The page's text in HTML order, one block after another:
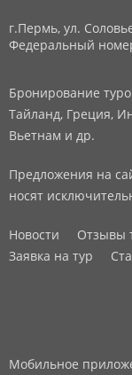
г.Пермь, ул.
Федеральный
Бронирование
Тайланд, Греция,
Вьетнам и др.
Предложения на
носят
Новости Отзывы
Заявка на тур
Мобильное